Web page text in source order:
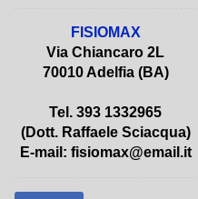
FISIOMAX
Via Chiancaro 2L
70010 Adelfia (BA)
Tel. 393 1332965
(Dott. Raffaele Sciacqua)
E-mail: fisiomax@email.it